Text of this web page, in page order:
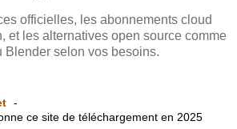
officielles, les abonnements cloud
et les alternatives open source comme
Blender selon vos besoins.
ce site de téléchargement en 2025